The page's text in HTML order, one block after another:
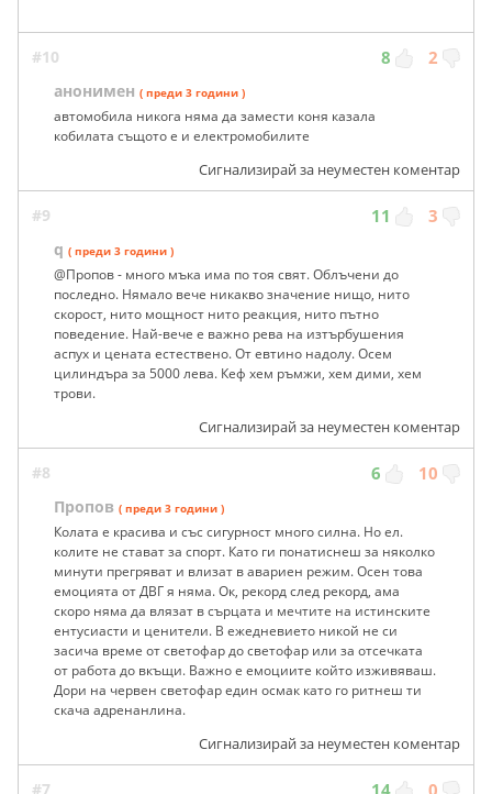
#10 8 2
анонимен ( преди 3 години )
автомобила никога няма да замести коня казала
кобилата същото е и електромобилите
Сигнализирай за неуместен коментар
#9 11 3
q ( преди 3 години )
@Пропов - много мъка има по тоя свят. Облъчени до
последно. Нямало вече никакво значение нищо, нито
скорост, нито мощност нито реакция, нито пътно
поведение. Най-вече е важно рева на изтърбушения
аспух и цената естествено. От евтино надолу. Осем
цилиндъра за 5000 лева. Кеф хем ръмжи, хем дими, хем
трови.
Сигнализирай за неуместен коментар
#8 6 10
Пропов ( преди 3 години )
Колата е красива и със сигурност много силна. Но ел.
колите не стават за спорт. Като ги понатиснеш за няколко
минути прегряват и влизат в авариен режим. Осен това
емоцията от ДВГ я няма. Ок, рекорд след рекорд, ама
скоро няма да влязат в сърцата и мечтите на истинските
ентусиасти и ценители. В ежедневието никой не си
засича време от светофар до светофар или за отсечката
от работа до вкъщи. Важно е емоциите който изживяваш.
Дори на червен светофар един осмак като го ритнеш ти
скача адренанлина.
Сигнализирай за неуместен коментар
#7 14 0